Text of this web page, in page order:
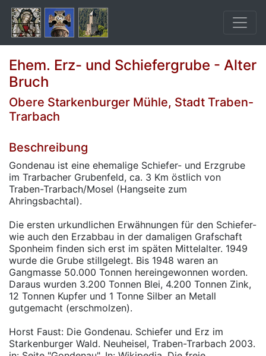
Ehem. Erz- und Schiefergrube - Alter
Bruch
Obere Starkenburger Mühle, Stadt Traben-
Trarbach
Beschreibung
Gondenau ist eine ehemalige Schiefer- und Erzgrube
im Trarbacher Grubenfeld, ca. 3 Km östlich von
Traben-Trarbach/Mosel (Hangseite zum
Ahringsbachtal).
Die ersten urkundlichen Erwähnungen für den Schiefer-
wie auch den Erzabbau in der damaligen Grafschaft
Sponheim finden sich erst im späten Mittelalter. 1949
wurde die Grube stillgelegt. Bis 1948 waren an
Gangmasse 50.000 Tonnen hereingewonnen worden.
Daraus wurden 3.200 Tonnen Blei, 4.200 Tonnen Zink,
12 Tonnen Kupfer und 1 Tonne Silber an Metall
gutgemacht (erschmolzen).
Horst Faust: Die Gondenau. Schiefer und Erz im
Starkenburger Wald. Neuheisel, Traben-Trarbach 2003.